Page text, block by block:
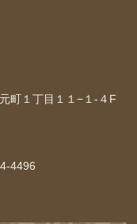
町１丁目１１−１-４F
4496